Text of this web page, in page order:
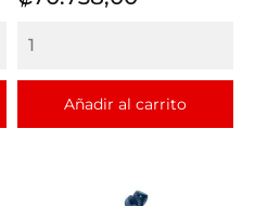
Añadir al carrito